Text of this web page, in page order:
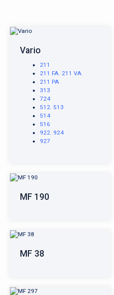
Vario
211
211 FA. 211 VA
211 PA
313
724
512. 513
514
516
922. 924
927
MF 190
MF 38